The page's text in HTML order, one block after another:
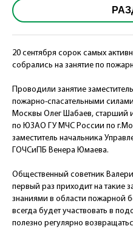
20 сентября сорок самых
собрались на занятие по
Проводили занятие
пожарно-спасательными
Москвы Олег Шабаев, старший
по ЮЗАО ГУ МЧС России по
заместитель начальника
ГОЧСиПБ Венера Юмаева.
Общественный советник
первый раз приходит на такие
знаниями в области пожарной
всегда будет участвовать в
полезно регулярно